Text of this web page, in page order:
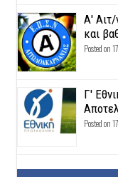
Α' Αιτ/
και
Posted on
Γ'
Posted on